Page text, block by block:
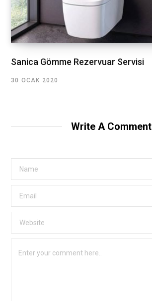
Sanica Gömme Rezervuar Servisi
30 OCAK 2020
Write A Comment